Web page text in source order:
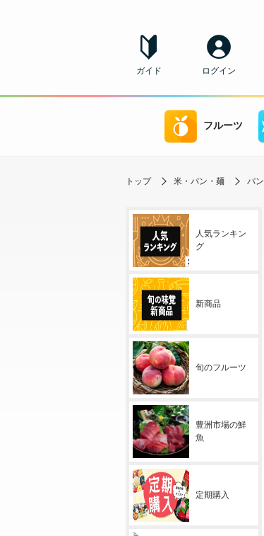
ガイド ログイン
フルーツ
トップ 米・パン・麺 パン
人気ランキン
グ
新商品
旬のフルーツ
豊洲市場の鮮
魚
定期購入